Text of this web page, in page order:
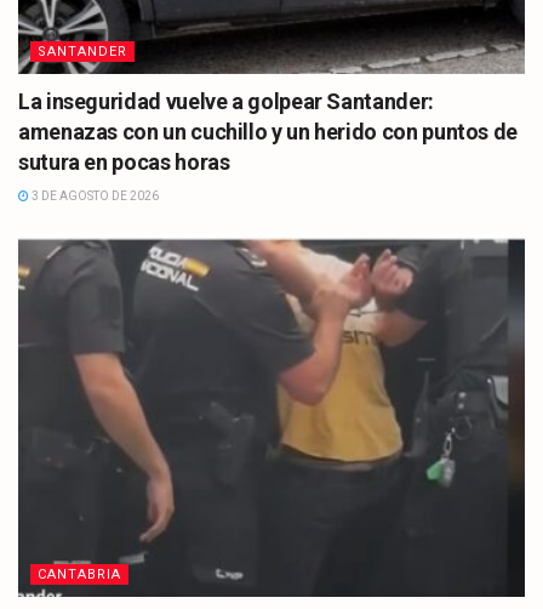
SANTANDER
La inseguridad vuelve a golpear Santander:
amenazas con un cuchillo y un herido con puntos de
sutura en pocas horas
3 DE AGOSTO DE 2026
CANTABRIA